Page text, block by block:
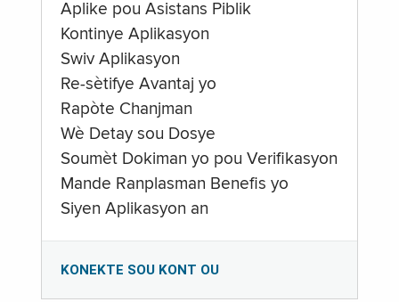
Aplike pou Asistans Piblik
Kontinye Aplikasyon
Swiv Aplikasyon
Re-sètifye Avantaj yo
Rapòte Chanjman
Wè Detay sou Dosye
Soumèt Dokiman yo pou Verifikasyon
Mande Ranplasman Benefis yo
Siyen Aplikasyon an
KONEKTE SOU KONT OU